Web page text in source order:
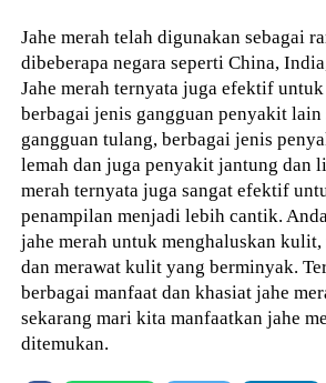
Jahe merah telah digunakan sebagai
dibeberapa negara seperti China,
Jahe merah ternyata juga efektif
berbagai jenis gangguan penyakit
gangguan tulang, berbagai jenis
lemah dan juga penyakit jantung dan
merah ternyata juga sangat efektif
penampilan menjadi lebih cantik.
jahe merah untuk menghaluskan kulit,
dan merawat kulit yang berminyak.
berbagai manfaat dan khasiat jahe
sekarang mari kita manfaatkan jahe
ditemukan.